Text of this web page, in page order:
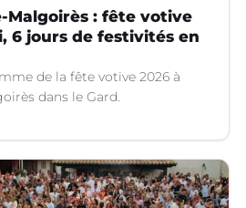
Malgoirès : fête votive
6 jours de festivités en
de la fête votive 2026 à
dans le Gard.